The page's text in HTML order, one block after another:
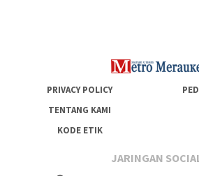
PRIVACY POLICY
TENTANG KAMI
KODE ETIK
JARINGAN